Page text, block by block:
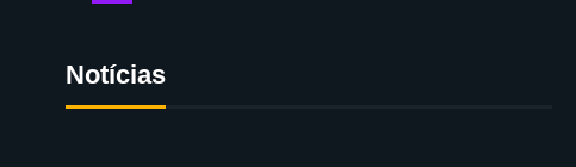
Notícias